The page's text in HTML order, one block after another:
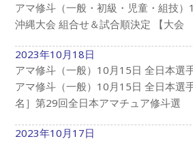
アマ修斗（一般・初級・児童・組技
沖縄大会 組合せ＆試合順決定 【大会
2023年10月18日
アマ修斗（一般）10月15日 全日本選
アマ修斗（一般）10月15日 全日本選
名］第29回全日本アマチュア修斗選
2023年10月17日